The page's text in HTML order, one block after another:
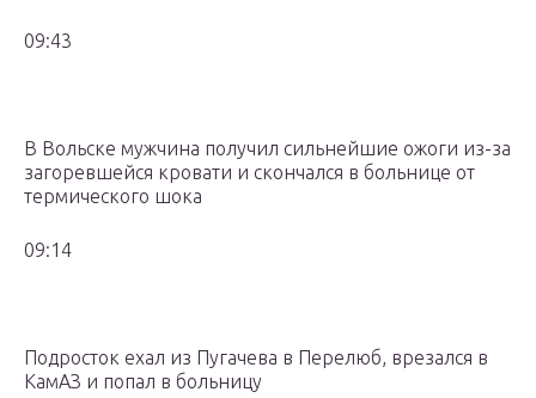
09:43
В Вольске мужчина получил сильнейшие ожоги из-за
загоревшейся кровати и скончался в больнице от
термического шока
09:14
Подросток ехал из Пугачева в Перелюб, врезался в
КамАЗ и попал в больницу